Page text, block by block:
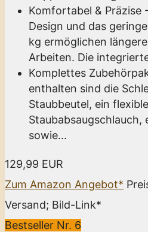
Komfortabel & Präzise
Design und das
kg ermöglichen
Arbeiten. Die
Komplettes
enthalten sind die
Staubbeutel, ein
sowie...
129,99 EUR
Zum Amazon Angebot*
Versand; Bild-Link*
Bestseller Nr. 6